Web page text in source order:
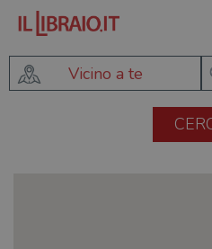
Vicino a te